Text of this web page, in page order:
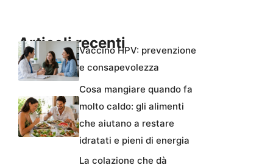
Articoli recentiVaccino HPV: prevenzione
e consapevolezza
Cosa mangiare quando fa
molto caldo: gli alimenti
che aiutano a restare
idratati e pieni di energia
La colazione che dà